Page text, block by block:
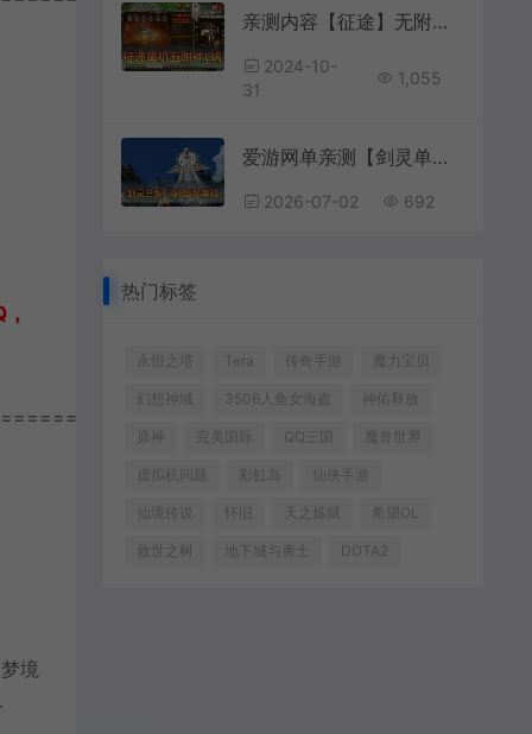
境
亲测内容【征途】无附件L端单机版怀旧网游单机虚拟机一键端亲测视频安装教学带GM
2024-10-
31
1,055
爱游网单亲测【剑灵单机版】最新整理斗破三系超变 修复4049 支持WIN11属性时装 亿伤 切割 无限内力 特色装备 内置GM单人群组变身 虚拟机一键端 通用单机安装教学
2026-07-02 692
热门标签
永恒之塔 Tera 传奇手游 魔力宝贝
幻想神域 3506人鱼女海盗 神佑释放
原神 完美国际 QQ三国 魔兽世界
虚拟机问题 彩虹岛 仙侠手游
仙境传说 怀旧 天之炼狱 希望OL
救世之树 地下城与勇士 DOTA2